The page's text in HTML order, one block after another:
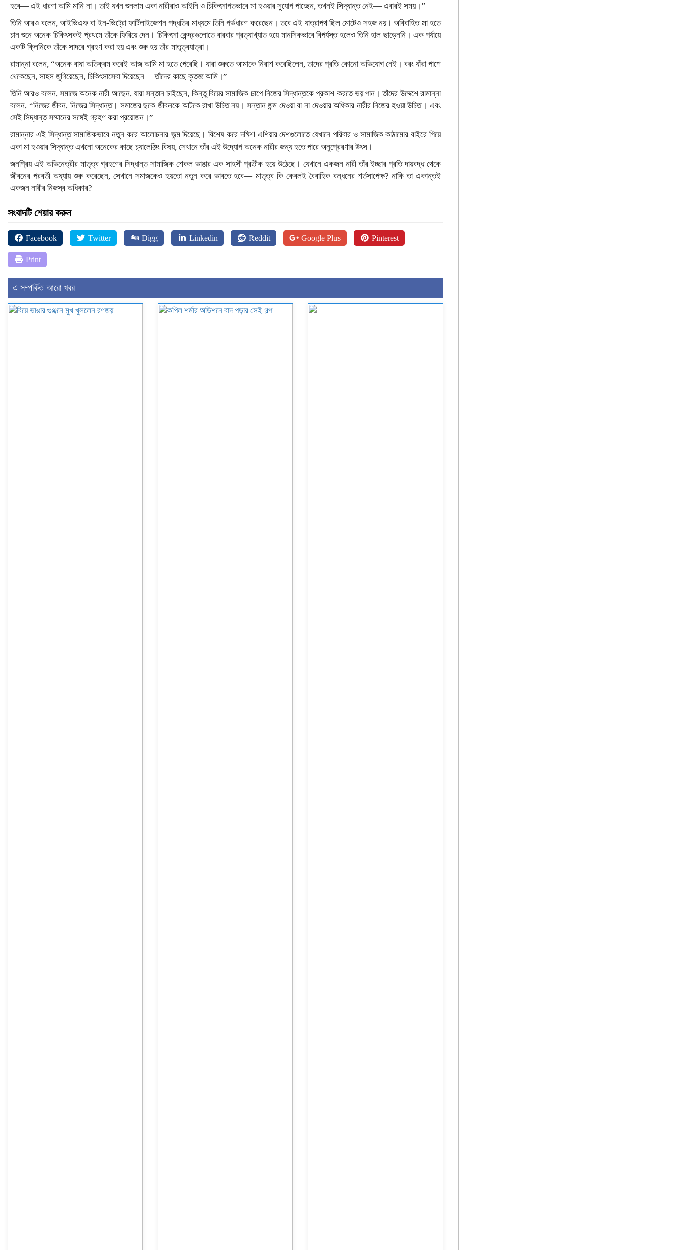
হবে— এই ধারণা আমি মানি না। তাই যখন শুনলাম একা নারীরাও আইনি ও চিকিৎসাগতভাবে মা হওয়ার সুযোগ পাচ্ছেন, তখনই সিদ্ধান্ত নেই— এবারই সময়।”
তিনি আরও বলেন, আইভিএফ বা ইন-ভিট্রো ফার্টিলাইজেশন পদ্ধতির মাধ্যমে তিনি গর্ভধারণ করেছেন। তবে এই যাত্রাপথ ছিল মোটেও সহজ নয়। অবিবাহিত মা হতে
চান শুনে অনেক চিকিৎসকই প্রথমে তাঁকে ফিরিয়ে দেন। চিকিৎসা কেন্দ্রগুলোতে বারবার প্রত্যাখ্যাত হয়ে মানসিকভাবে বিপর্যস্ত হলেও তিনি হাল ছাড়েননি। এক পর্যায়ে
একটি ক্লিনিকে তাঁকে সাদরে গ্রহণ করা হয় এবং শুরু হয় তাঁর মাতৃত্বযাত্রা।
রামান্না বলেন, “অনেক বাধা অতিক্রম করেই আজ আমি মা হতে পেরেছি। যারা শুরুতে আমাকে নিরাশ করেছিলেন, তাদের প্রতি কোনো অভিযোগ নেই। বরং যাঁরা পাশে
থেকেছেন, সাহস জুগিয়েছেন, চিকিৎসাসেবা দিয়েছেন— তাঁদের কাছে কৃতজ্ঞ আমি।”
তিনি আরও বলেন, সমাজে অনেক নারী আছেন, যারা সন্তান চাইছেন, কিন্তু বিয়ের সামাজিক চাপে নিজের সিদ্ধান্তকে প্রকাশ করতে ভয় পান। তাঁদের উদ্দেশে রামান্না
বলেন, “নিজের জীবন, নিজের সিদ্ধান্ত। সমাজের ছকে জীবনকে আটকে রাখা উচিত নয়। সন্তান জন্ম দেওয়া বা না দেওয়ার অধিকার নারীর নিজের হওয়া উচিত। এবং
সেই সিদ্ধান্ত সম্মানের সঙ্গেই গ্রহণ করা প্রয়োজন।”
রামান্নার এই সিদ্ধান্ত সামাজিকভাবে নতুন করে আলোচনার জন্ম দিয়েছে। বিশেষ করে দক্ষিণ এশিয়ার দেশগুলোতে যেখানে পরিবার ও সামাজিক কাঠামোর বাইরে গিয়ে
একা মা হওয়ার সিদ্ধান্ত এখনো অনেকের কাছে চ্যালেঞ্জিং বিষয়, সেখানে তাঁর এই উদ্যোগ অনেক নারীর জন্য হতে পারে অনুপ্রেরণার উৎস।
জনপ্রিয় এই অভিনেত্রীর মাতৃত্ব গ্রহণের সিদ্ধান্ত সামাজিক শেকল ভাঙার এক সাহসী প্রতীক হয়ে উঠেছে। যেখানে একজন নারী তাঁর ইচ্ছার প্রতি দায়বদ্ধ থেকে
জীবনের পরবর্তী অধ্যায় শুরু করেছেন, সেখানে সমাজকেও হয়তো নতুন করে ভাবতে হবে— মাতৃত্ব কি কেবলই বৈবাহিক বন্ধনের শর্তসাপেক্ষ? নাকি তা একান্তই
একজন নারীর নিজস্ব অধিকার?
সংবাদটি শেয়ার করুন
Facebook Twitter Digg Linkedin Reddit Google Plus Pinterest
Print
এ সম্পর্কিত আরো খবর